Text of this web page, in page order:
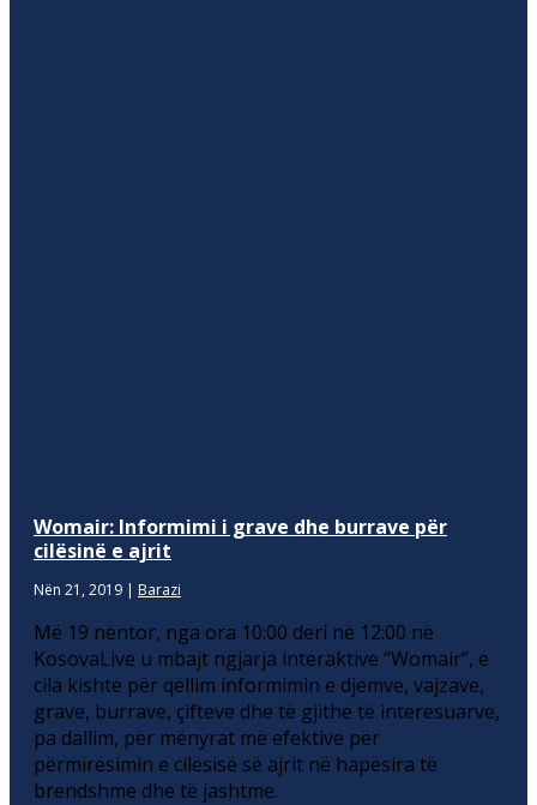
Womair: Informimi i grave dhe burrave për
cilësinë e ajrit
Nën 21, 2019 | Barazi
Më 19 nëntor, nga ora 10:00 deri në 12:00 në
KosovaLive u mbajt ngjarja interaktive “Womair”, e
cila kishte për qëllim informimin e djemve, vajzave,
grave, burrave, çifteve dhe të gjithë të interesuarve,
pa dallim, për mënyrat më efektive për
përmirësimin e cilësisë së ajrit në hapësira të
brendshme dhe të jashtme.